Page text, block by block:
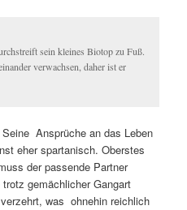
sein kleines Biotop zu Fuß.
verwachsen, daher ist er
Ansprüche an das Leben
eher spartanisch. Oberstes
der passende Partner
gemächlicher Gangart
was ohnehin reichlich